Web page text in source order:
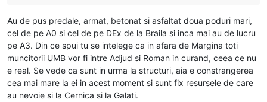
Au de pus predale, armat, betonat si asfaltat doua poduri mari,
cel de pe A0 si cel de pe DEx de la Braila si inca mai au de lucru
pe A3. Din ce spui tu se intelege ca in afara de Margina toti
muncitorii UMB vor fi intre Adjud si Roman in curand, ceea ce nu
e real. Se vede ca sunt in urma la structuri, aia e constrangerea
cea mai mare la ei in acest moment si sunt fix resursele de care
au nevoie si la Cernica si la Galati.